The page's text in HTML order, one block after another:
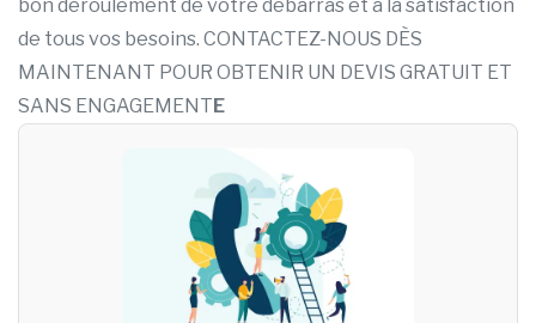
bon déroulement de votre débarras et à la satisfaction
de tous vos besoins. CONTACTEZ-NOUS DÈS
MAINTENANT POUR OBTENIR UN DEVIS GRATUIT ET
SANS ENGAGEMENT E